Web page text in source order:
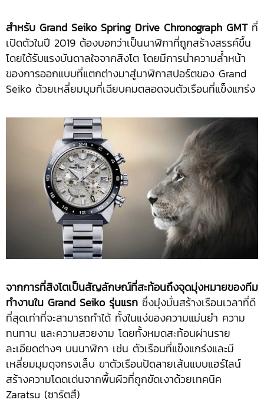
สำหรับ Grand Seiko Spring Drive Chronograph GMTที่
เปิดตัวในปี 2019 ต้องบอกว่าเป็นนาฬิกาที่ถูกสร้างสรรค์ขึ้น
โดยได้รับแรงบันดาลใจจากสิงโต โดยมีการนำความล้ำหน้า
ของการออกแบบที่แตกต่างมาสู่นาฬิกาสปอร์ตของ Grand
Seiko ด้วยเหลี่ยมมุมที่เฉียบคมตลอดจนตัวเรือนที่แข็งแกร่ง
จากการที่สิงโตเป็นสัญลักษณ์ที่สะท้อนถึงจุดมุ่งหมายของทีม
ทำงานใน Grand Seiko รุ่นแรก ซึ่งมุ่งมั่นสร้างเรือนเวลาที่ดี
ที่สุดเท่าที่จะสามารถทำได้ ทั้งในแง่ของความแม่นยำ ความ
ทนทาน และความสวยงาม โดยทั้งหมดสะท้อนผ่านราย
ละเอียดต่างๆ บนนาฬิกา เช่น ตัวเรือนที่แข็งแกร่งและมี
เหลี่ยมมุมดุจกรงเล็บ ขาตัวเรือนปัดลายเส้นแบบแฮร์ไลน์
สร้างความโดดเด่นจากพื้นผิวที่ถูกขัดเงาด้วยเทคนิค
Zaratsu (ซารัตสึ)